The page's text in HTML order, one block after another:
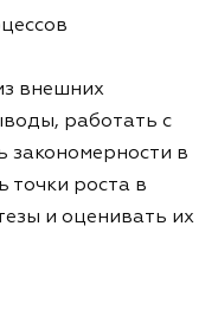
внешних
работать с
закономерности в
точки роста в
и оценивать их